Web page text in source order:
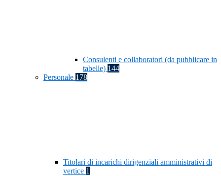
Consulenti e collaboratori (da pubblicare in
tabelle) 144
Personale 178
Titolari di incarichi dirigenziali amministrativi di
vertice 1